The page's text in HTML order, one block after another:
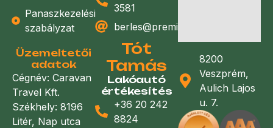
Panaszkezelési
szabályzat
Üzemeltetői
adatok
Cégnév: Caravan
Travel Kft.
Székhely: 8196
Litér, Nap utca
3581
berles@premiumlakoauto.hu
Tót
Tamás
Lakóautó
értékesítés
+36 20 242
8824
8200
Veszprém,
Aulich Lajos
u. 7.